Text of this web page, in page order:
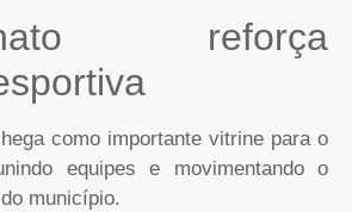
reforça
como importante vitrine para o
equipes e movimentando o
município.